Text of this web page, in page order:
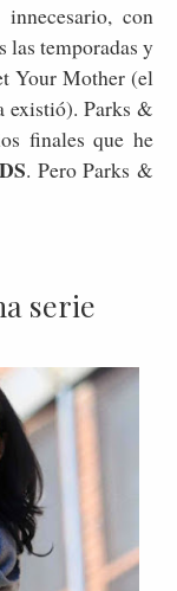
con
las temporadas y
Your Mother (el
existió). Parks &
finales que he
. Pero Parks &
serie